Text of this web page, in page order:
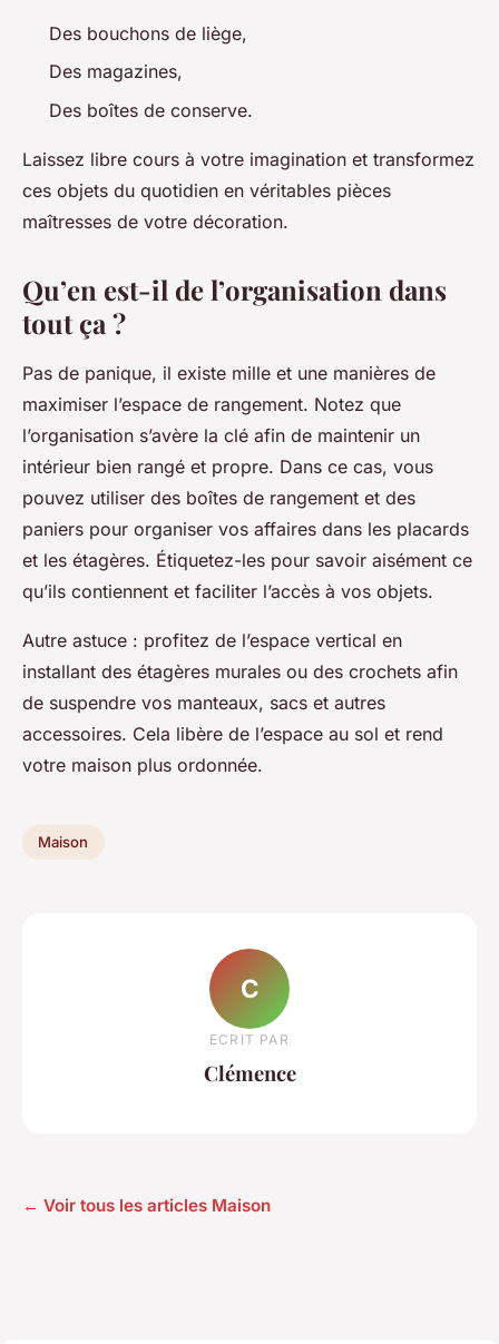
Des bouchons de liège,
Des magazines,
Des boîtes de conserve.
Laissez libre cours à votre imagination et transformez
ces objets du quotidien en véritables pièces
maîtresses de votre décoration.
Qu’en est-il de l’organisation dans
tout ça ?
Pas de panique, il existe mille et une manières de
maximiser l’espace de rangement. Notez que
l’organisation s’avère la clé afin de maintenir un
intérieur bien rangé et propre. Dans ce cas, vous
pouvez utiliser des boîtes de rangement et des
paniers pour organiser vos affaires dans les placards
et les étagères. Étiquetez-les pour savoir aisément ce
qu’ils contiennent et faciliter l’accès à vos objets.
Autre astuce : profitez de l’espace vertical en
installant des étagères murales ou des crochets afin
de suspendre vos manteaux, sacs et autres
accessoires. Cela libère de l’espace au sol et rend
votre maison plus ordonnée.
Maison
C
ECRIT PAR
Clémence
← Voir tous les articles Maison